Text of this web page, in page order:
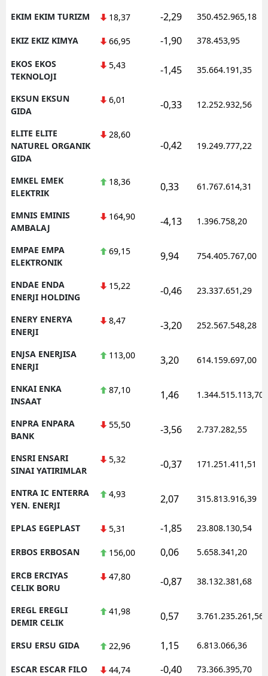
EKIM EKIM TURIZM 18,37 -2,29 350.452.965,18
EKIZ EKIZ KIMYA 66,95 -1,90 378.453,95
EKOS EKOS
TEKNOLOJI
5,43 -1,45 35.664.191,35
EKSUN EKSUN
GIDA
6,01 -0,33 12.252.932,56
ELITE ELITE
NATUREL ORGANIK
GIDA
28,60
-0,42 19.249.777,22
EMKEL EMEK
ELEKTRIK
18,36 0,33 61.767.614,31
EMNIS EMINIS
AMBALAJ
164,90 -4,13 1.396.758,20
EMPAE EMPA
ELEKTRONIK
69,15 9,94 754.405.767,00
ENDAE ENDA
ENERJI HOLDING
15,22 -0,46 23.337.651,29
ENERY ENERYA
ENERJI
8,47 -3,20 252.567.548,28
ENJSA ENERJISA
ENERJI
113,00 3,20 614.159.697,00
ENKAI ENKA
INSAAT
87,10 1,46 1.344.515.113,70
ENPRA ENPARA
BANK
55,50 -3,56 2.737.282,55
ENSRI ENSARI
SINAI YATIRIMLAR
5,32 -0,37 171.251.411,51
ENTRA IC ENTERRA
YEN. ENERJI
4,93 2,07 315.813.916,39
EPLAS EGEPLAST 5,31 -1,85 23.808.130,54
ERBOS ERBOSAN 156,00 0,06 5.658.341,20
ERCB ERCIYAS
CELIK BORU
47,80 -0,87 38.132.381,68
EREGL EREGLI
DEMIR CELIK
41,98 0,57 3.761.235.261,56
ERSU ERSU GIDA 22,96 1,15 6.813.066,36
ESCAR ESCAR FILO 44,74 -0,40 73.366.395,70